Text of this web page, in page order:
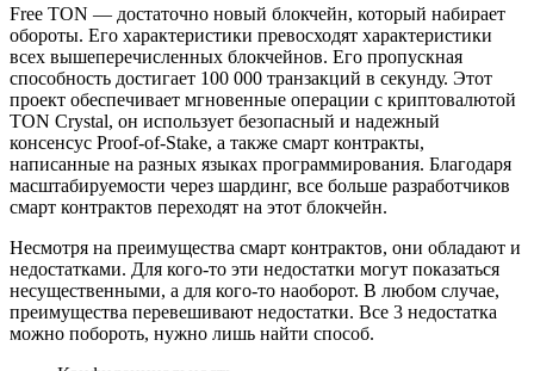
Free TON — достаточно новый блокчейн, который набирает
обороты. Его характеристики превосходят характеристики
всех вышеперечисленных блокчейнов. Его пропускная
способность достигает 100 000 транзакций в секунду. Этот
проект обеспечивает мгновенные операции с криптовалютой
TON Crystal, он использует безопасный и надежный
консенсус Proof-of-Stake, а также смарт контракты,
написанные на разных языках программирования. Благодаря
масштабируемости через шардинг, все больше разработчиков
смарт контрактов переходят на этот блокчейн.
Несмотря на преимущества смарт контрактов, они обладают и
недостатками. Для кого-то эти недостатки могут показаться
несущественными, а для кого-то наоборот. В любом случае,
преимущества перевешивают недостатки. Все 3 недостатка
можно побороть, нужно лишь найти способ.